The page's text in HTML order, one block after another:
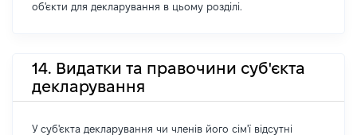
об'єкти для декларування в цьому розділі.
14. Видатки та правочини суб'єкта
декларування
У суб'єкта декларування чи членів його сім'ї відсутні